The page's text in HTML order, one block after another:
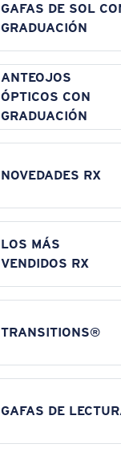
GAFAS DE SOL
GRADUACIÓN
ANTEOJOS
ÓPTICOS CON
GRADUACIÓN
NOVEDADES RX
LOS MÁS
VENDIDOS RX
TRANSITIONS®
GAFAS DE